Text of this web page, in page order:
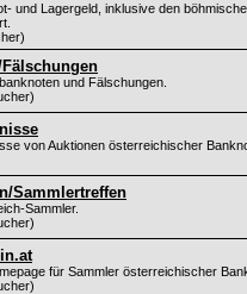
und Lagergeld, inklusive den
und Fälschungen.
von Auktionen österreichischer
Sammlertreffen
Sammler.
für Sammler österreichischer